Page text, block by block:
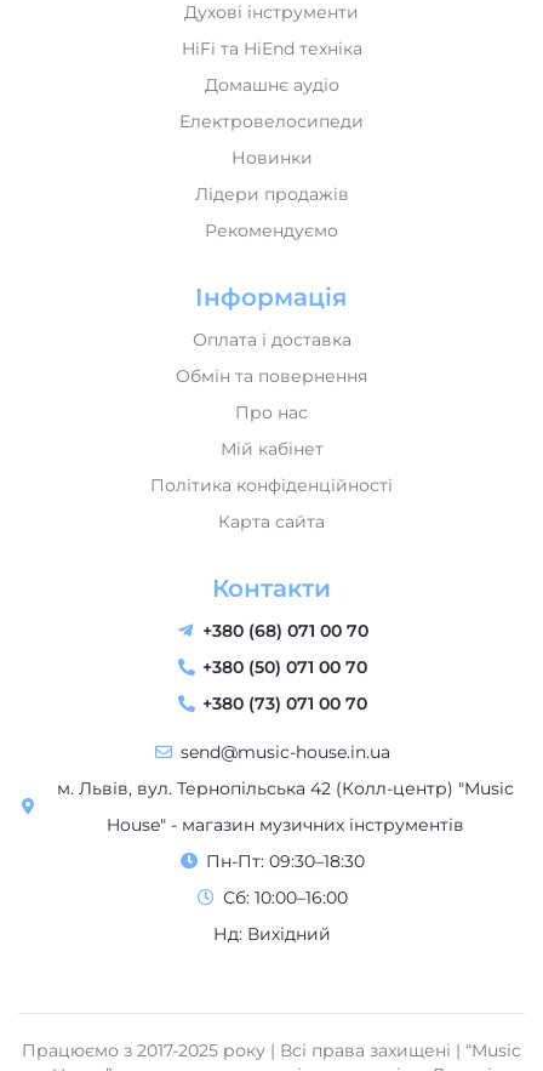
Духові інструменти
HiFi та HiEnd техніка
Домашнє аудіо
Електровелосипеди
Новинки
Лідери продажів
Рекомендуємо
Інформація
Оплата і доставка
Обмін та повернення
Про нас
Мій кабінет
Політика конфіденційності
Карта сайта
Контакти
+380 (68) 071 00 70
+380 (50) 071 00 70
+380 (73) 071 00 70
send@music-house.in.ua
м. Львів, вул. Тернопільська 42 (Колл-центр) "Music
House" - магазин музичних інструментів
Пн-Пт: 09:30–18:30
Сб: 10:00–16:00
Нд: Вихідний
Працюємо з 2017-2025 року | Всі права захищені | “Music